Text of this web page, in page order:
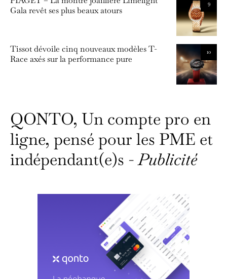
9
Gala revêt ses plus beaux atours
10
Tissot dévoile cinq nouveaux modèles T-
Race axés sur la performance pure
QONTO, Un compte pro en
ligne, pensé pour les PME et
indépendant(e)s -Publicité